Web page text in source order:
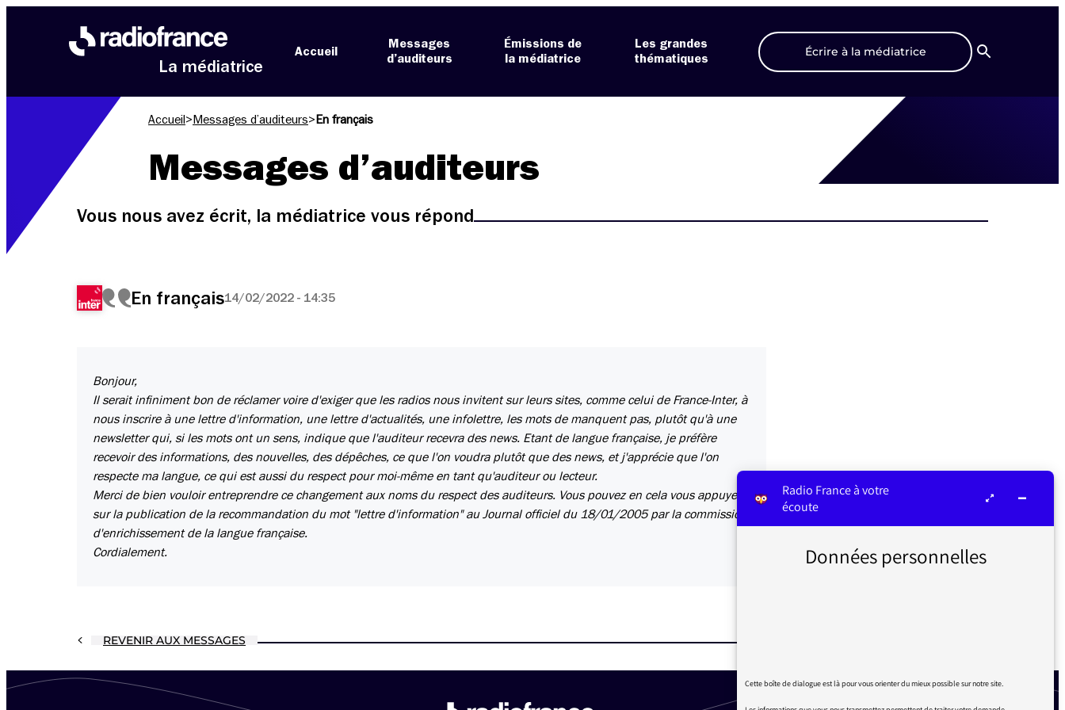
La médiatrice
Accueil
Messages
d’auditeurs
Émissions de
la médiatrice
Les grandes
thématiques
Écrire à la médiatrice
Recherche
Accueil > Messages d’auditeurs> En français
Messages d’auditeurs
Vous nous avez écrit, la médiatrice vous répond
En français14/02/2022 - 14:35
Bonjour,
Il serait infiniment bon de réclamer voire d'exiger que les radios nous invitent sur leurs sites, comme celui de France-Inter, à
nous inscrire à une lettre d'information, une lettre d'actualités, une infolettre, les mots de manquent pas, plutôt qu'à une
newsletter qui, si les mots ont un sens, indique que l'auditeur recevra des news. Etant de langue française, je préfère
recevoir des informations, des nouvelles, des dépêches, ce que l'on voudra plutôt que des news, et j'apprécie que l'on
respecte ma langue, ce qui est aussi du respect pour moi-même en tant qu'auditeur ou lecteur.
Merci de bien vouloir entreprendre ce changement aux noms du respect des auditeurs. Vous pouvez en cela vous appuyer
sur la publication de la recommandation du mot "lettre d'information" au Journal officiel du 18/01/2005 par la commission
d'enrichissement de la langue française.
Cordialement.
REVENIR AUX MESSAGES
Radio France à votre
écoute
Données personnelles
Cette boîte de dialogue est là pour vous orienter du mieux possible sur notre site.